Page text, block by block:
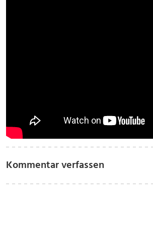
Kommentar verfassen